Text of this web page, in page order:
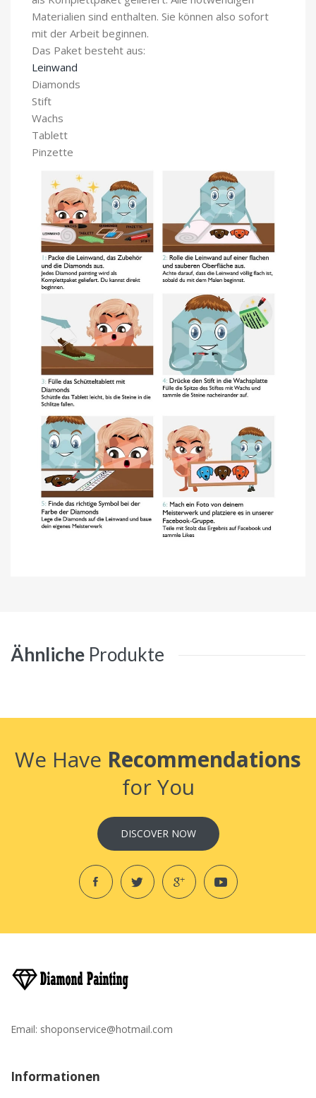
Materialien sind enthalten. Sie können also sofort
mit der Arbeit beginnen.
Das Paket besteht aus:
Leinwand
Diamonds
Stift
Wachs
Tablett
Pinzette
Ähnliche Produkte
We Have Recommendations
for You
DISCOVER NOW
Email: shoponservice@hotmail.com
Informationen